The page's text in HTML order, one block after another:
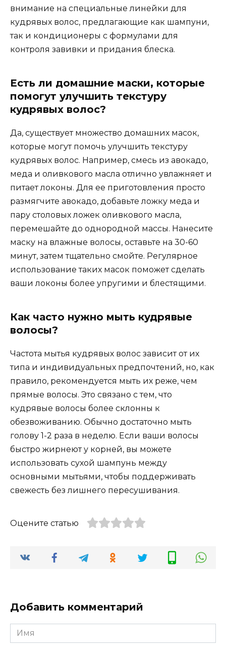
внимание на специальные линейки для
кудрявых волос, предлагающие как шампуни,
так и кондиционеры с формулами для
контроля завивки и придания блеска.
Есть ли домашние маски, которые
помогут улучшить текстуру
кудрявых волос?
Да, существует множество домашних масок,
которые могут помочь улучшить текстуру
кудрявых волос. Например, смесь из авокадо,
меда и оливкового масла отлично увлажняет и
питает локоны. Для ее приготовления просто
размягчите авокадо, добавьте ложку меда и
пару столовых ложек оливкового масла,
перемешайте до однородной массы. Нанесите
маску на влажные волосы, оставьте на 30-60
минут, затем тщательно смойте. Регулярное
использование таких масок поможет сделать
ваши локоны более упругими и блестящими.
Как часто нужно мыть кудрявые
волосы?
Частота мытья кудрявых волос зависит от их
типа и индивидуальных предпочтений, но, как
правило, рекомендуется мыть их реже, чем
прямые волосы. Это связано с тем, что
кудрявые волосы более склонны к
обезвоживанию. Обычно достаточно мыть
голову 1-2 раза в неделю. Если ваши волосы
быстро жирнеют у корней, вы можете
использовать сухой шампунь между
основными мытьями, чтобы поддерживать
свежесть без лишнего пересушивания.
Оцените статью
Добавить комментарий
Имя
*